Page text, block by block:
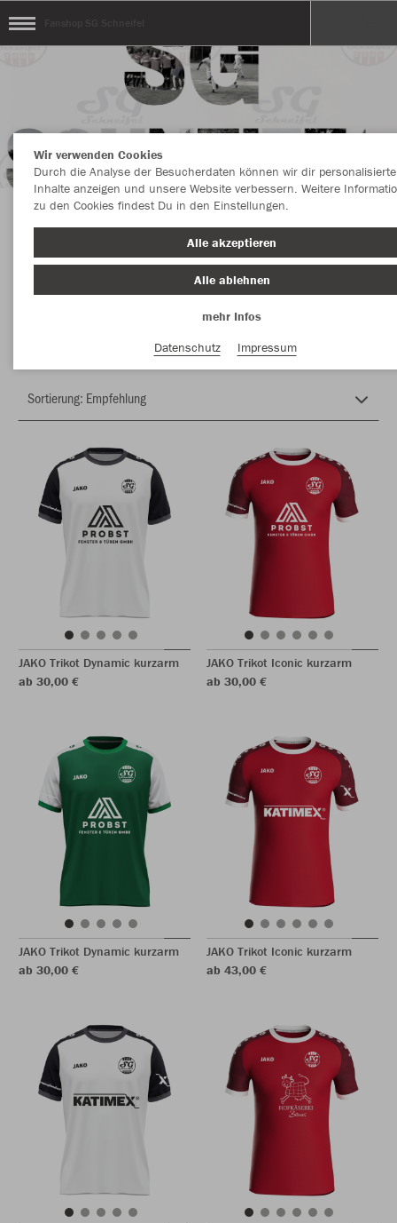
Herzlich Willkommen im Teamshop Fanshop
SG Schneifel
JAKO Trikot Dynamic kurzarm
ab 30,00 €
JAKO Trikot Iconic kurzarm
ab 30,00 €
JAKO Trikot Dynamic kurzarm
ab 30,00 €
JAKO Trikot Iconic kurzarm
ab 43,00 €
Wir verwenden Cookies
Durch die Analyse der Besucherdaten können wir dir personalisierte
Inhalte anzeigen und unsere Website verbessern. Weitere
zu den Cookies findest Du in den Einstellungen.
Alle akzeptieren
Alle ablehnen
mehr Infos
Datenschutz
Impressum